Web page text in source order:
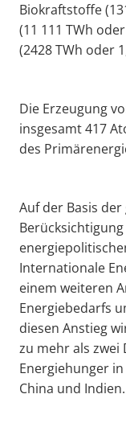
Biokraftstoffe
(11 111 TWh
(2428 TWh oder
Die Erzeugung
insgesamt 417
des
Auf der Basis
Internationale
einem weiteren
Energiebedarfs
diesen Anstieg
zu mehr als
Energiehunger
China und Indien.